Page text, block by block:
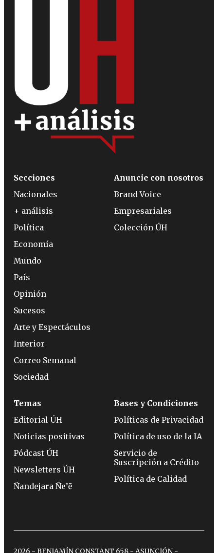
Secciones
Nacionales
+ análisis
Política
Economía
Mundo
País
Opinión
Sucesos
Arte y Espectáculos
Interior
Correo Semanal
Sociedad
Anuncie con nosotros
Brand Voice
Empresariales
Colección ÚH
Temas
Editorial ÚH
Noticias positivas
Pódcast ÚH
Newsletters ÚH
Ñandejara Ñe’ẽ
Bases y Condiciones
Políticas de Privacidad
Política de uso de la IA
Servicio de
Suscripción a Crédito
Política de Calidad
2026 - BENJAMÍN CONSTANT 658 - ASUNCIÓN -